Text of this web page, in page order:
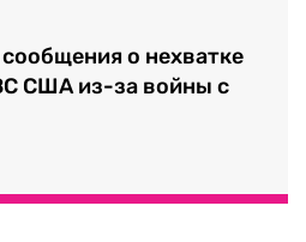
о нехватке
США из-за войны с